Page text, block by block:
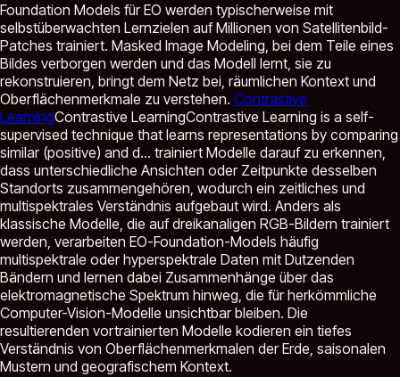
Foundation Models für EO werden typischerweise mit
selbstüberwachten Lernzielen auf Millionen von Satellitenbild-
Patches trainiert. Masked Image Modeling, bei dem Teile eines
Bildes verborgen werden und das Modell lernt, sie zu
rekonstruieren, bringt dem Netz bei, räumlichen Kontext und
Oberflächenmerkmale zu verstehen. Contrastive
LearningContrastive LearningContrastive Learning is a self-
supervised technique that learns representations by comparing
similar (positive) and d... trainiert Modelle darauf zu erkennen,
dass unterschiedliche Ansichten oder Zeitpunkte desselben
Standorts zusammengehören, wodurch ein zeitliches und
multispektrales Verständnis aufgebaut wird. Anders als
klassische Modelle, die auf dreikanaligen RGB-Bildern trainiert
werden, verarbeiten EO-Foundation-Models häufig
multispektrale oder hyperspektrale Daten mit Dutzenden
Bändern und lernen dabei Zusammenhänge über das
elektromagnetische Spektrum hinweg, die für herkömmliche
Computer-Vision-Modelle unsichtbar bleiben. Die
resultierenden vortrainierten Modelle kodieren ein tiefes
Verständnis von Oberflächenmerkmalen der Erde, saisonalen
Mustern und geografischem Kontext.